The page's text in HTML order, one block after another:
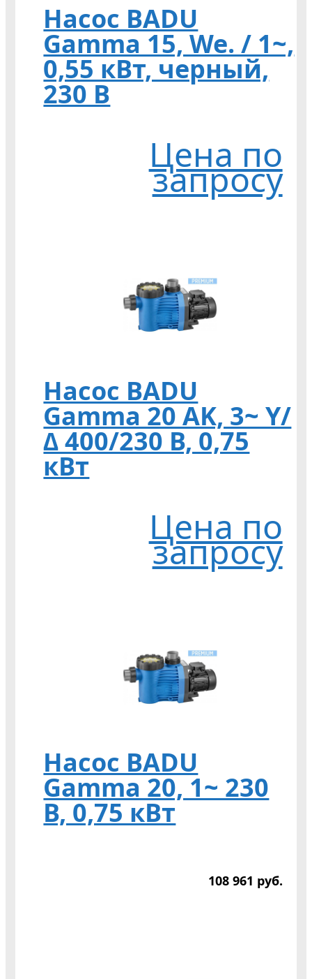
Насос BADU
Gamma 15, We. / 1~,
0,55 кВт, черный,
230 В
Цена по
запросу
Насос BADU
Gamma 20 AK, 3~ Y/
∆ 400/230 В, 0,75
кВт
Цена по
запросу
Насос BADU
Gamma 20, 1~ 230
В, 0,75 кВт
108 961 руб.